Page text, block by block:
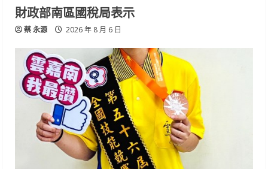
財政部南區國稅局表示
蔡 永源 2026 年 8 月 6 日